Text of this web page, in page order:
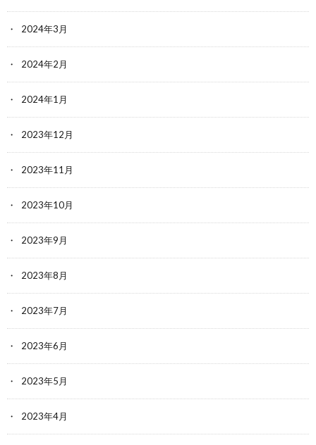
2024年3月
2024年2月
2024年1月
2023年12月
2023年11月
2023年10月
2023年9月
2023年8月
2023年7月
2023年6月
2023年5月
2023年4月